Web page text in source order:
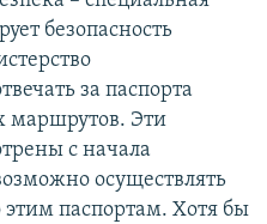
безопасность
за паспорта
маршрутов. Эти
с начала
осуществлять
паспортам. Хотя бы